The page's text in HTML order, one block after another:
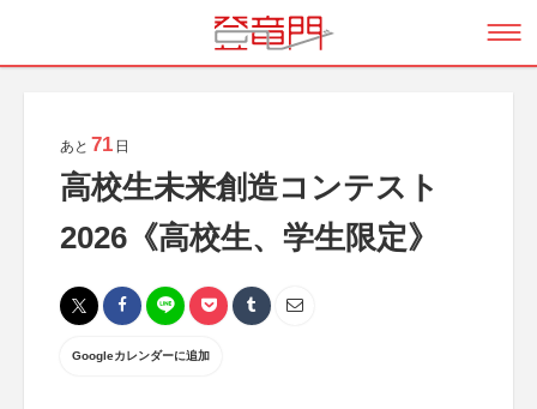
あと 71 日
高校生未来創造コンテスト
2026《高校生、学生限定》
Googleカレンダーに追加